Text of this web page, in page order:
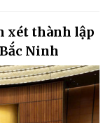
xét thành lập
Ninh